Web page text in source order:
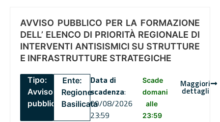
AVVISO PUBBLICO PER LA FORMAZIONE
DELL’ ELENCO DI PRIORITÀ REGIONALE DI
INTERVENTI ANTISISMICI SU STRUTTURE
E INFRASTRUTTURE STRATEGICHE
Tipo:
Avviso
pubblico
Ente:
Regione
Basilicata
Data di
scadenza:
09/08/2026
23:59
Scade
domani
alle
23:59
Maggiori
dettagli